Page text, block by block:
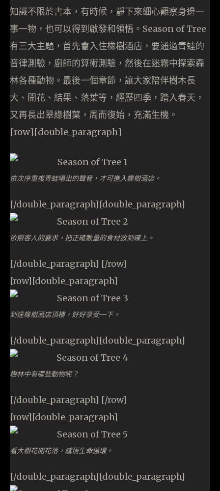
知識不限於書本，有時候，靜下來細心觀察身邊一
事一物，也可以得到啟發和領悟。Season of Tree
有三大主題，首先會入住橡樹酒店，要通過青蛙的
音律測驗，廚師的算術測驗，然後在迷霧中探索森
林各種動物。最後一個章節，讓大家陪伴樹木長
大、開花、結果、落葉等，經歷四季，踏入春天，
又再長出翠綠樹葉，周而復始，充滿生機。
[row][double_paragraph]
依次序重複青蛙唱出的聲音，才可進入橡樹酒店。
[/double_paragraph][double_paragraph]
依照客人的要求，把正確數量的食材放到碟上。
[/double_paragraph] [/row]
[row][double_paragraph]
到達橡樹酒店頂樓，好好享受一下。
[/double_paragraph][double_paragraph]
樹林中有哪些動物呢？
[/double_paragraph] [/row]
[row][double_paragraph]
看大樹花開花落，感悟生命循環。
[/double_paragraph][double_paragraph]